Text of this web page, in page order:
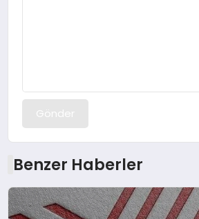
Gönder
Benzer Haberler